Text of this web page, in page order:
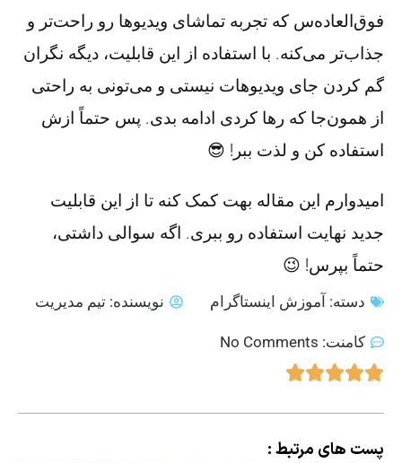
فوق‌العاده‌س که تجربه تماشای ویدیوها رو راحت‌تر و
جذاب‌تر می‌کنه. با استفاده از این قابلیت، دیگه نگران
گم کردن جای ویدیوهات نیستی و می‌تونی به راحتی
از همون‌جا که رها کردی ادامه بدی. پس حتماً ازش
استفاده کن و لذت ببر! 😎
امیدوارم این مقاله بهت کمک کنه تا از این قابلیت
جدید نهایت استفاده رو ببری. اگه سوالی داشتی،
حتماً بپرس! 😉
دسته: آموزش اینستاگرام نویسنده: تیم مدیریت
کامنت:
پست های مرتبط :